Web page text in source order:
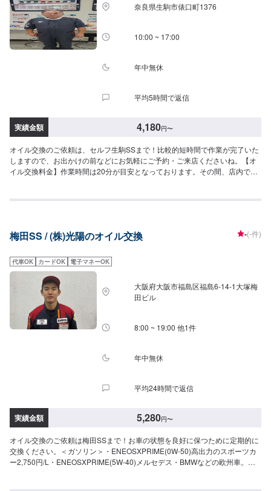
奈良県生駒市俵口町1376
10:00 ~ 17:00
年中無休
平均5時間で返信
実績金額 4,180円〜
オイル交換のご依頼は、セルフ生駒SSまで！比較的短時間で作業が完了いた
しますので、お出かけの前などにお気軽にご予約・ご来店くださいね。【オ
イル交換料金】作業時間は20分が目安となっております。その間、店内でお
下、オイルの料金-----------<ガソリン車用：プレミアム>・5W-40▶︎3,630円／
（幅広い車種に対応）・10W-30▶︎1,540円（幅広い車種に対応）<ディーゼ
円（DPF装置ディーゼルトラック）-----------その他料金----------->>オイルフィ
ルター2,750円〜／台>>２サイクルオイル1,980円／L0.5Lボトル1本990円で
梅田SS / (株)光陽のオイル交換 -(-件)
代車OK カードOK 電子マネーOK
大阪府大阪市福島区福島6-14-1大塚梅
田ビル
8:00 ~ 19:00 他1件
年中無休
平均24時間で返信
実績金額 5,280円〜
オイル交換のご依頼は梅田SSまで！お車の状態を良好に保つために定期的に
交換ください。＜ガソリン＞・ENEOSXPRIME(0W-50)高出力のスポーツカ
ー2,750円/L・ENEOSXPRIME(5W-40)メルセデス・BMWなどの欧州車。